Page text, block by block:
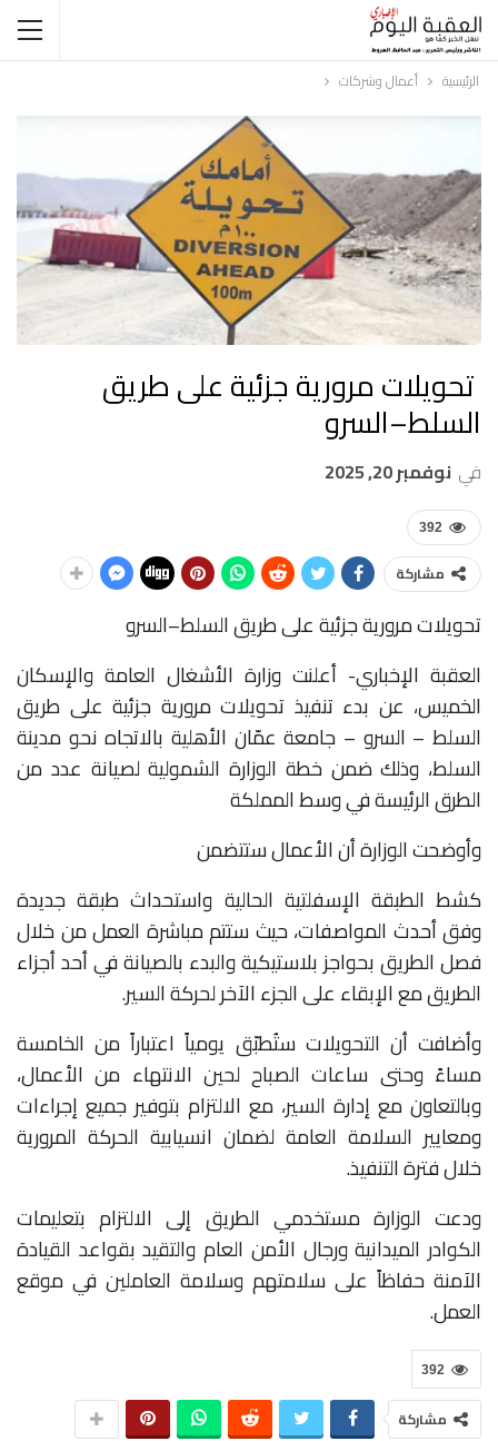
الرئيسية أعمال وشركات
‎ تحويلات مرورية جزئية على طريق
السلط–السرو
في نوفمبر 20, 2025
392
مشاركة
تحويلات مرورية جزئية على طريق السلط–السرو
العقبة الإخباري- أعلنت وزارة الأشغال العامة والإسكان
الخميس، عن بدء تنفيذ تحويلات مرورية جزئية على طريق
السلط – السرو – جامعة عمّان الأهلية بالاتجاه نحو مدينة
السلط، وذلك ضمن خطة الوزارة الشمولية لصيانة عدد من
الطرق الرئيسة في وسط المملكة
وأوضحت الوزارة أن الأعمال ستتضمن
كشط الطبقة الإسفلتية الحالية واستحداث طبقة جديدة
وفق أحدث المواصفات، حيث ستتم مباشرة العمل من خلال
فصل الطريق بحواجز بلاستيكية والبدء بالصيانة في أحد أجزاء
الطريق مع الإبقاء على الجزء الآخر لحركة السير.
وأضافت أن التحويلات ستُطبّق يومياً اعتباراً من الخامسة
مساءً وحتى ساعات الصباح لحين الانتهاء من الأعمال،
وبالتعاون مع إدارة السير، مع الالتزام بتوفير جميع إجراءات
ومعايير السلامة العامة لضمان انسيابية الحركة المرورية
خلال فترة التنفيذ.
ودعت الوزارة مستخدمي الطريق إلى الالتزام بتعليمات
الكوادر الميدانية ورجال الأمن العام والتقيد بقواعد القيادة
الآمنة حفاظاً على سلامتهم وسلامة العاملين في موقع
العمل.
392
مشاركة